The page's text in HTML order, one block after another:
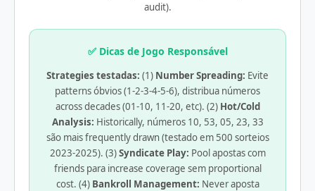
audit).
✅ Dicas de Jogo Responsável
Strategies testadas: (1) Number Spreading: Evite
patterns óbvios (1-2-3-4-5-6), distribua números
across decades (01-10, 11-20, etc). (2) Hot/Cold
Analysis: Historically, números 10, 53, 05, 23, 33
são mais frequently drawn (testado em 500 sorteios
2023-2025). (3)Syndicate Play: Pool apostas com
friends para increase coverage sem proportional
cost. (4) Bankroll Management: Never aposta